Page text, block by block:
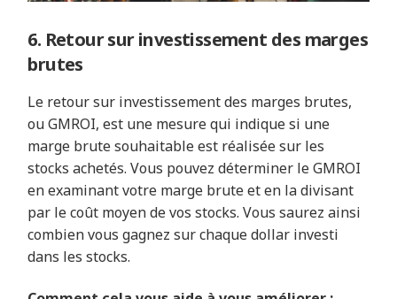
6. Retour sur investissement des marges
brutes
Le retour sur investissement des marges brutes,
ou GMROI, est une mesure qui indique si une
marge brute souhaitable est réalisée sur les
stocks achetés. Vous pouvez déterminer le GMROI
en examinant votre marge brute et en la divisant
par le coût moyen de vos stocks. Vous saurez ainsi
combien vous gagnez sur chaque dollar investi
dans les stocks.